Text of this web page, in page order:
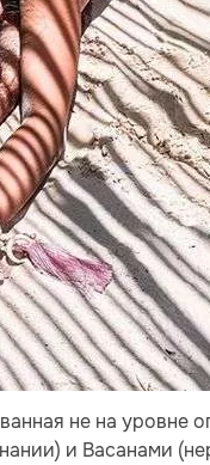
не на уровне
и Васанами